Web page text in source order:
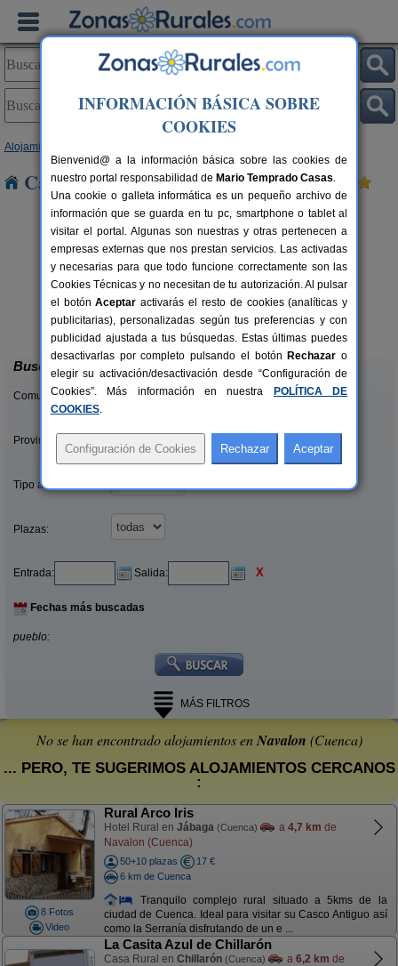
Alojamientos
Casas Rurales cerca de Navalon
10-20+6 pers.
desde40 €
Casas Rurales El Pinar
El Picazo (Cuenca)
Buscar
Comunidades:
Provincias/Islas:
Tipo alquiler:
Plazas:
Entrada: Salida: X
Fechas más buscadas
pueblo:
MÁS FILTROS
No se han encontrado alojamientos enNavalon (Cuenca)
... PERO, TE SUGERIMOS ALOJAMIENTOS CERCANOS
:
8 Fotos
Video
Rural Arco Iris
Hotel Rural en Jábaga (Cuenca) a 4,7 km de
Navalon (Cuenca)
50+10 plazas
17 €
6 km de Cuenca
Tranquilo complejo rural situado a 5kms de la
ciudad de Cuenca. Ideal para visitar su Casco Antiguo así
como la Serranía disfrutando de un e ...
La Casita Azul de Chillarón
Casa Rural en Chillarón (Cuenca) a 6,2 km de
INFORMACIÓN BÁSICA SOBRE
COOKIES
Bienvenid@ a la información básica sobre las cookies de
nuestro portal responsabilidad de Mario Temprado Casas.
Una cookie o galleta informática es un pequeño archivo de
información que se guarda en tu pc, smartphone o tablet al
visitar el portal. Algunas son nuestras y otras pertenecen a
empresas externas que nos prestan servicios. Las activadas
y necesarias para que todo funcione correctamente son las
Cookies Técnicas y no necesitan de tu autorización. Al pulsar
el botónAceptar activarás el resto de cookies (analíticas y
publicitarias), personalizadas según tus preferencias y con
publicidad ajustada a tus búsquedas. Estas últimas puedes
desactivarlas por completo pulsando el botón Rechazar o
elegir su activación/desactivación desde “Configuración de
Cookies”. Más información en nuestra
POLÍTICA DE
COOKIES.